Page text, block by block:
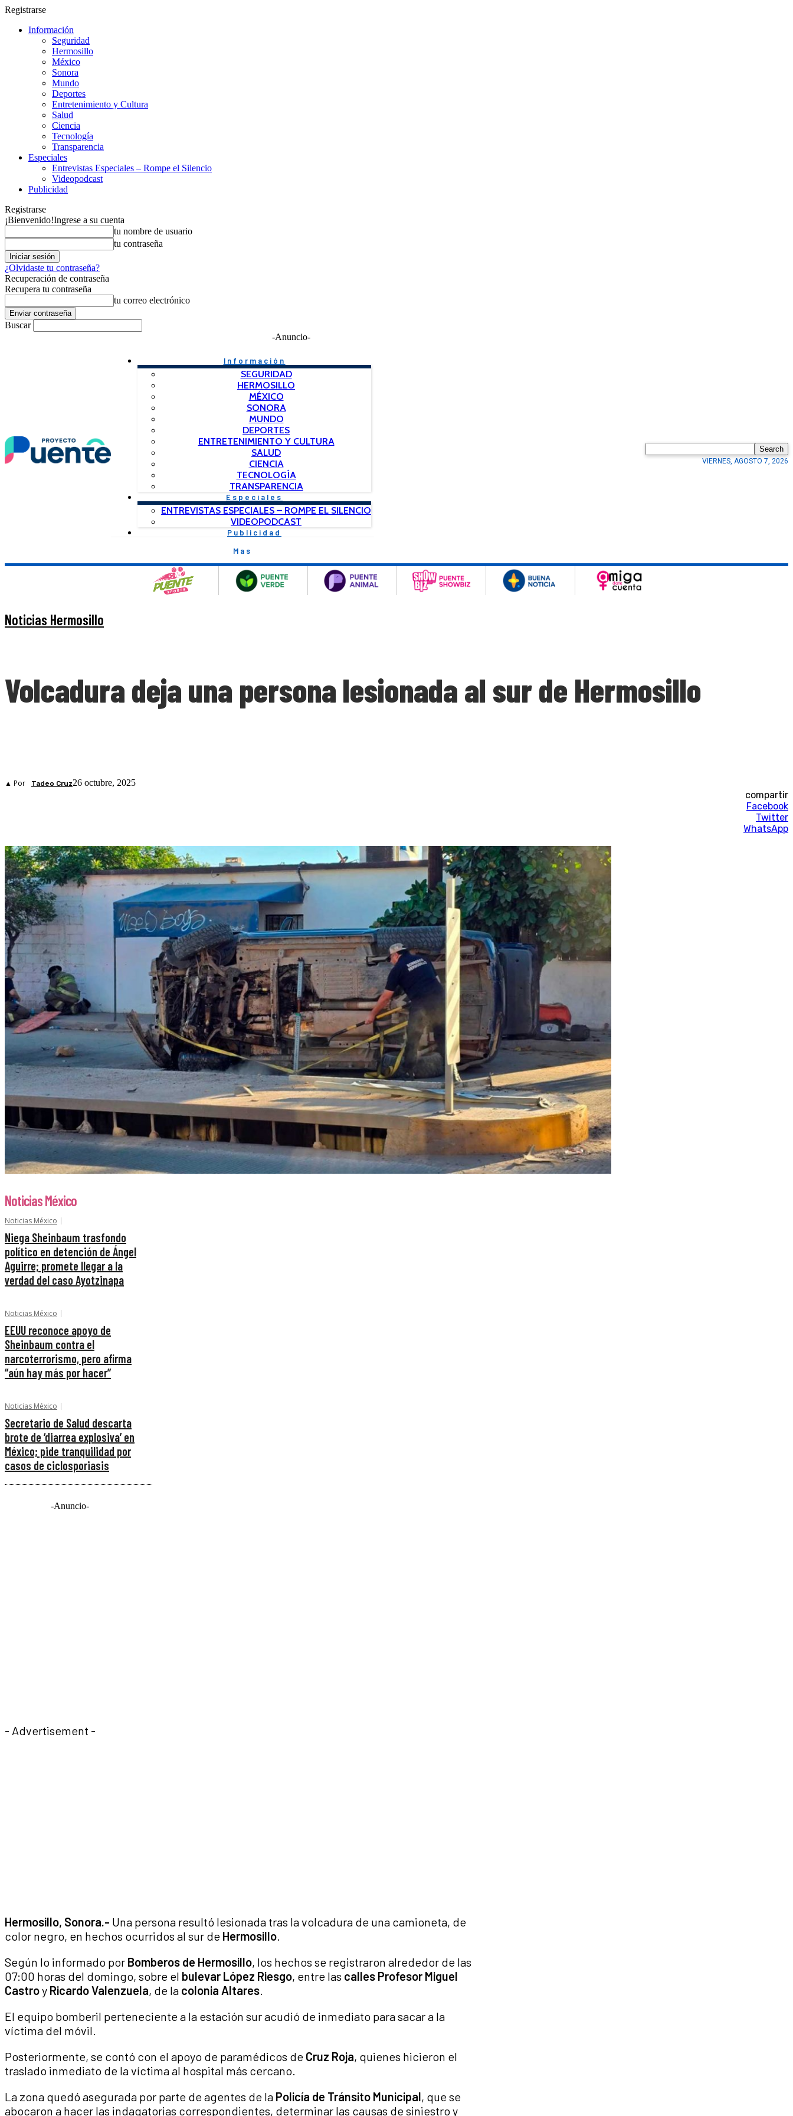
Registrarse
Información
Seguridad
Hermosillo
México
Sonora
Mundo
Deportes
Entretenimiento y Cultura
Salud
Ciencia
Tecnología
Transparencia
Especiales
Entrevistas Especiales – Rompe el Silencio
Videopodcast
Publicidad
Registrarse
¡Bienvenido!Ingrese a su cuenta
tu nombre de usuario
tu contraseña
¿Olvidaste tu contraseña?
Recuperación de contraseña
Recupera tu contraseña
tu correo electrónico
Buscar
-Anuncio-
Información
SEGURIDAD
HERMOSILLO
MÉXICO
SONORA
MUNDO
DEPORTES
ENTRETENIMIENTO Y CULTURA
SALUD
CIENCIA
TECNOLOGÍA
TRANSPARENCIA
Especiales
ENTREVISTAS ESPECIALES – ROMPE EL SILENCIO
VIDEOPODCAST
Publicidad
Mas
Search
VIERNES, AGOSTO 7, 2026
Noticias Hermosillo
Volcadura deja una persona lesionada al sur de Hermosillo
▲ Por Tadeo Cruz26 octubre, 2025
compartir
Facebook
Twitter
WhatsApp
Noticias México
Noticias México
Niega Sheinbaum trasfondo
político en detención de Ángel
Aguirre; promete llegar a la
verdad del caso Ayotzinapa
Noticias México
EEUU reconoce apoyo de
Sheinbaum contra el
narcoterrorismo, pero afirma
“aún hay más por hacer”
Noticias México
Secretario de Salud descarta
brote de ‘diarrea explosiva’ en
México; pide tranquilidad por
casos de ciclosporiasis
-Anuncio-
- Advertisement -
Hermosillo, Sonora.- Una persona resultó lesionada tras la volcadura de una camioneta, de
color negro, en hechos ocurridos al sur de Hermosillo.
Según lo informado por Bomberos de Hermosillo, los hechos se registraron alrededor de las
07:00 horas del domingo, sobre el bulevar López Riesgo, entre las calles Profesor Miguel
Castroy Ricardo Valenzuela, de la colonia Altares.
El equipo bomberil perteneciente a la estación sur acudió de inmediato para sacar a la
víctima del móvil.
Posteriormente, se contó con el apoyo de paramédicos de Cruz Roja, quienes hicieron el
traslado inmediato de la víctima al hospital más cercano.
La zona quedó asegurada por parte de agentes de la Policía de Tránsito Municipal, que se
abocaron a hacer las indagatorias correspondientes, determinar las causas de siniestro y